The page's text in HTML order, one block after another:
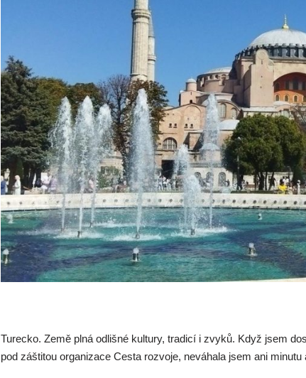
Turecko. Země plná odlišné kultury, tradicí i zvyků. Když jsem
pod záštitou organizace Cesta rozvoje, neváhala jsem ani